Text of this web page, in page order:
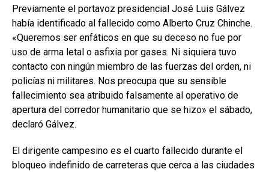
Previamente el portavoz presidencial José Luis Gálvez
había identificado al fallecido como Alberto Cruz Chinche.
«Queremos ser enfáticos en que su deceso no fue por
uso de arma letal o asfixia por gases. Ni siquiera tuvo
contacto con ningún miembro de las fuerzas del orden, ni
policías ni militares. Nos preocupa que su sensible
fallecimiento sea atribuido falsamente al operativo de
apertura del corredor humanitario que se hizo» el sábado,
declaró Gálvez.
El dirigente campesino es el cuarto fallecido durante el
bloqueo indefinido de carreteras que cerca a las ciudades